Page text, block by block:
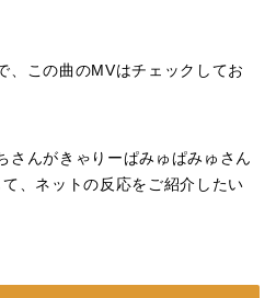
、この曲のMVはチェックしてお
さんがきゃりーぱみゅぱみゅさん
、ネットの反応をご紹介したい